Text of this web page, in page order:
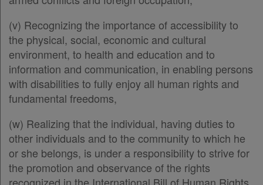
Όροι
χρήσης
Πολιτική
απορρήτου
και
cookies
Άρθρο 8
Άρθρο 9
Άρθρο 10
Άρθρο 11
Άρθρο 12
Άρθρο 13
Άρθρο 14
Άρθρο 16
Άρθρο 17
Άρθρο 18
Άρθρο δεύτερο
(v) Recognizing the importance of accessibility to
the physical, social, economic and cultural
environment, to health and education and to
information and communication, in enabling persons
with disabilities to fully enjoy all human rights and
fundamental freedoms,
(w) Realizing that the individual, having duties to
other individuals and to the community to which he
or she belongs, is under a responsibility to strive for
the promotion and observance of the rights